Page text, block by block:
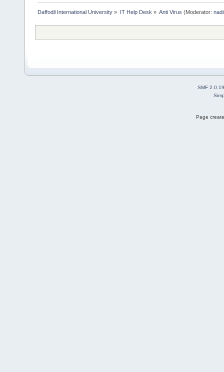
Daffodil International University » IT Help Desk » Anti Virus (Moderator:
SMF 2.0.19
Page